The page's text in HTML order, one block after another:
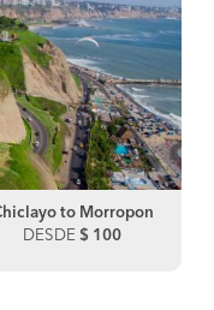
to Morropon
DESDE $ 100